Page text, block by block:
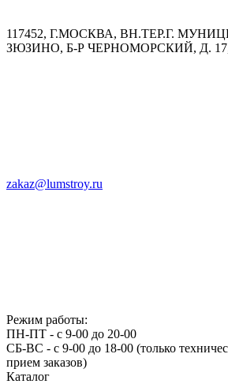
117452, Г.МОСКВА, ВН.ТЕР.Г.
ЗЮЗИНО, Б-Р ЧЕРНОМОРСКИЙ, Д.
zakaz@lumstroy.ru
Режим работы:
ПН-ПТ - с 9-00 до 20-00
СБ-ВС - с 9-00 до 18-00 (только
прием заказов)
Каталог